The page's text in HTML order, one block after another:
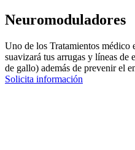
Neuromoduladores
Uno de los Tratamientos médico
suavizará tus arrugas y líneas de
de gallo) además de prevenir el
Solicita información